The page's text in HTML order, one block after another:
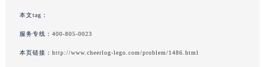
本文tag：
服务专线： 400-805-0023
本页链接： http://www.cheerlog-lego.com/problem/1486.html